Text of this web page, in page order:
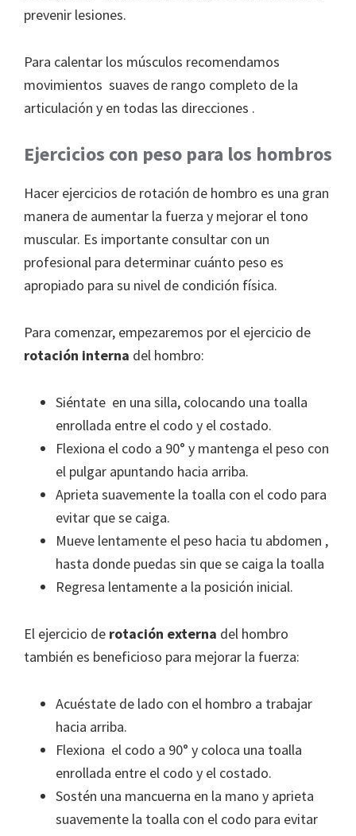
prevenir lesiones.
Para calentar los músculos recomendamos
movimientos suaves de rango completo de la
articulación y en todas las direcciones .
Ejercicios con peso para los hombros
Hacer ejercicios de rotación de hombro es una gran
manera de aumentar la fuerza y mejorar el tono
muscular. Es importante consultar con un
profesional para determinar cuánto peso es
apropiado para su nivel de condición física.
Para comenzar, empezaremos por el ejercicio de
rotación interna del hombro:
Siéntate en una silla, colocando una toalla
enrollada entre el codo y el costado.
Flexiona el codo a 90° y mantenga el peso con
el pulgar apuntando hacia arriba.
Aprieta suavemente la toalla con el codo para
evitar que se caiga.
Mueve lentamente el peso hacia tu abdomen ,
hasta donde puedas sin que se caiga la toalla
Regresa lentamente a la posición inicial.
El ejercicio de rotación externa del hombro
también es beneficioso para mejorar la fuerza:
Acuéstate de lado con el hombro a trabajar
hacia arriba.
Flexiona el codo a 90° y coloca una toalla
enrollada entre el codo y el costado.
Sostén una mancuerna en la mano y aprieta
suavemente la toalla con el codo para evitar